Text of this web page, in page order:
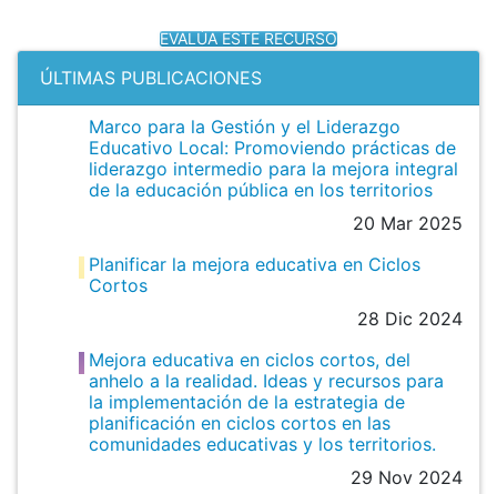
EVALÚA ESTE RECURSO
ÚLTIMAS PUBLICACIONES
Marco para la Gestión y el Liderazgo
Educativo Local: Promoviendo prácticas de
liderazgo intermedio para la mejora integral
de la educación pública en los territorios
20 Mar 2025
Planificar la mejora educativa en Ciclos
Cortos
28 Dic 2024
Mejora educativa en ciclos cortos, del
anhelo a la realidad. Ideas y recursos para
la implementación de la estrategia de
planificación en ciclos cortos en las
comunidades educativas y los territorios.
29 Nov 2024